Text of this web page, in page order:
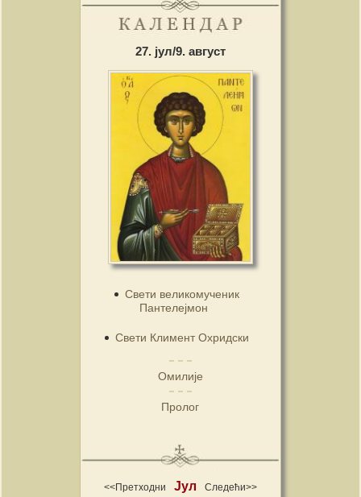
27. јул/9. август
Свети великомученик
Пантелејмон
Свети Климент Охридски
Омилије
Пролог
<<Претходни Јул Следећи>>